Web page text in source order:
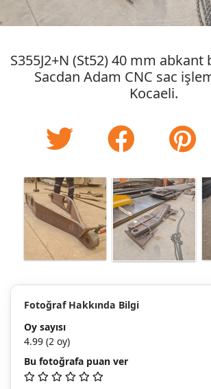
S355J2+N (St52) 40 mm
Sacdan Adam CNC sac
Kocaeli.
Fotoğraf Hakkında Bilgi
Oy sayısı
4.99 (2 oy)
Bu fotoğrafa puan ver